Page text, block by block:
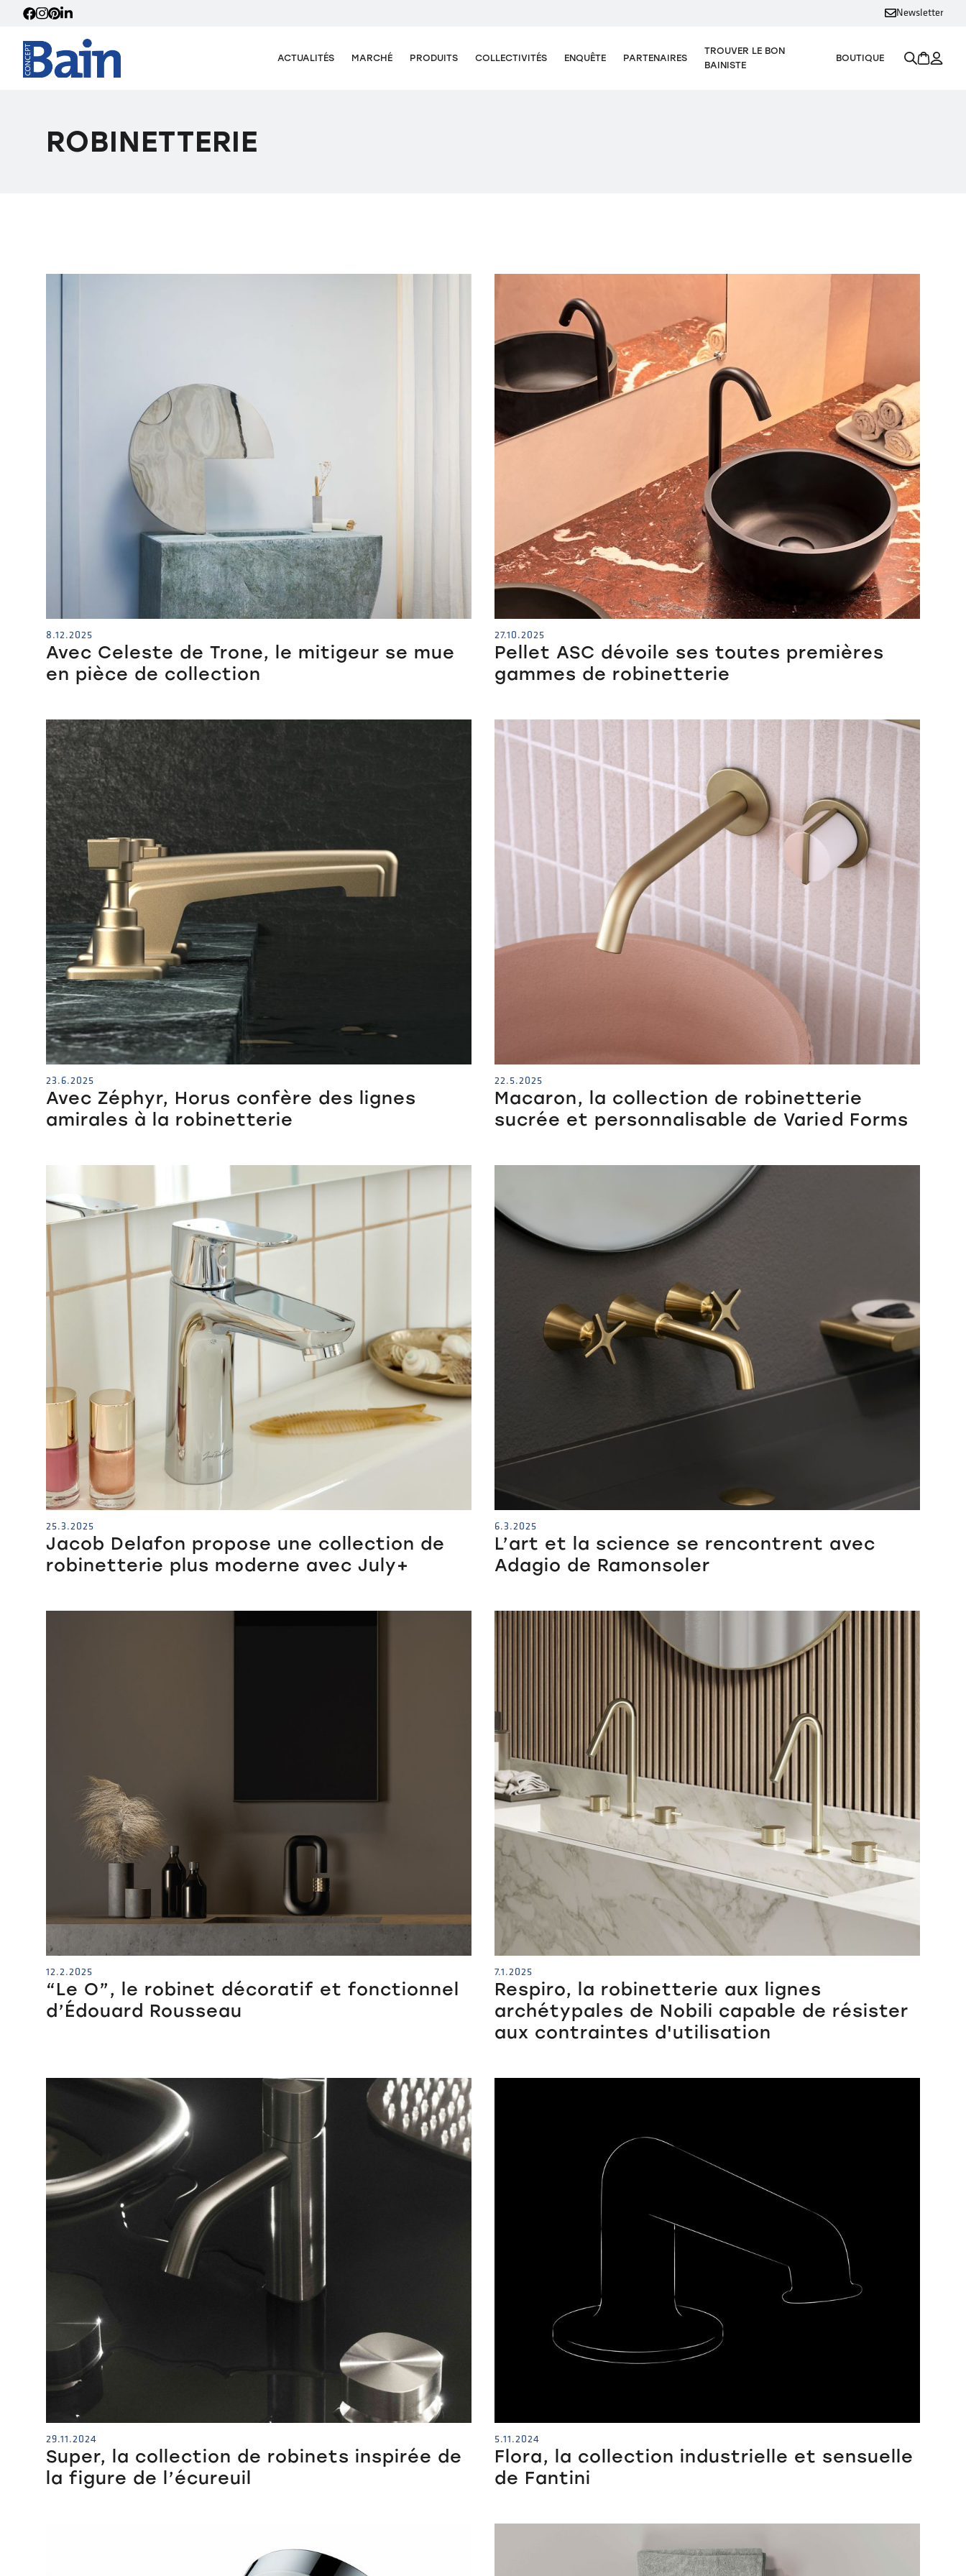
Newsletter
ACTUALITÉS MARCHÉ PRODUITS COLLECTIVITÉS ENQUÊTE PARTENAIRES
TROUVER LE BON
BAINISTE
BOUTIQUE
ROBINETTERIE
8.12.2025
Avec Celeste de Trone, le mitigeur se mue
en pièce de collection
27.10.2025
Pellet ASC dévoile ses toutes premières
gammes de robinetterie
23.6.2025
Avec Zéphyr, Horus confère des lignes
amirales à la robinetterie
22.5.2025
Macaron, la collection de robinetterie
sucrée et personnalisable de Varied Forms
25.3.2025
Jacob Delafon propose une collection de
robinetterie plus moderne avec July+
6.3.2025
L’art et la science se rencontrent avec
Adagio de Ramonsoler
12.2.2025
“Le O”, le robinet décoratif et fonctionnel
d’Édouard Rousseau
7.1.2025
Respiro, la robinetterie aux lignes
archétypales de Nobili capable de résister
aux contraintes d'utilisation
29.11.2024
Super, la collection de robinets inspirée de
la figure de l’écureuil
5.11.2024
Flora, la collection industrielle et sensuelle
de Fantini